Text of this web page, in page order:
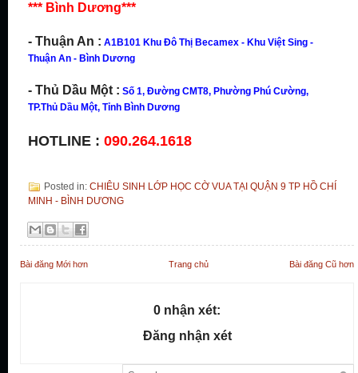
*** Bình Dương***
- Thuận An : A1B101 Khu Đô Thị Becamex - Khu Việt Sing -
Thuận An - Bình Dương
- Thủ Dầu Một : Số 1, Đường CMT8, Phường Phú Cường,
TP.Thủ Dầu Một, Tỉnh Bình Dương
HOTLINE : 090.264.1618
Posted in: CHIÊU SINH LỚP HỌC CỜ VUA TẠI QUẬN 9 TP HỒ CHÍ
MINH - BÌNH DƯƠNG
Bài đăng Mới hơn Bài đăng Cũ hơn
Trang chủ
0 nhận xét:
Đăng nhận xét